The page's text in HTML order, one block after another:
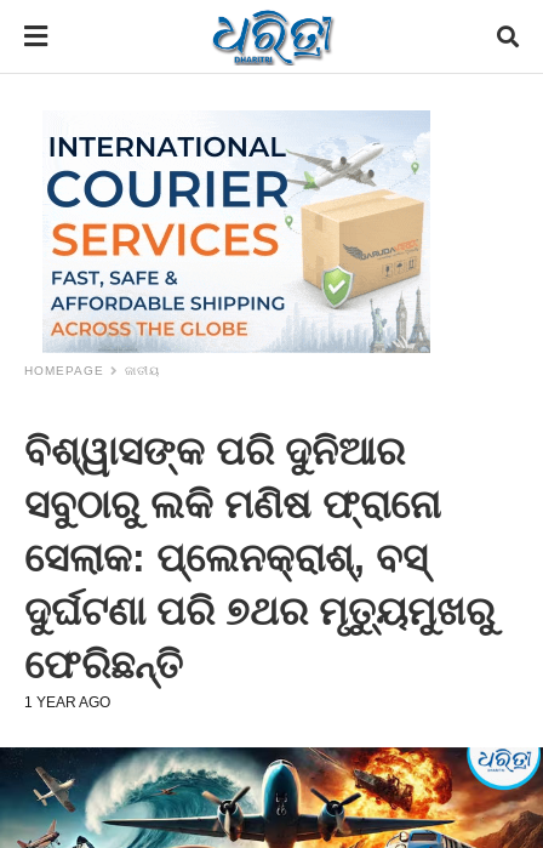
HOMEPAGE ଜାତୀୟ
ବିଶ୍ୱାସଙ୍କ ପରି ଦୁନିଆର
ସବୁଠାରୁ ଲକି ମଣିଷ ଫ୍ରାନୋ
ସେଲାକ: ପ୍ଲେନକ୍ରାଶ୍‌, ବସ୍‌
ଦୁର୍ଘଟଣା ପରି ୭ଥର ମୃତ୍ୟୁମୁଖରୁ
ଫେରିଛନ୍ତି
1 YEAR AGO